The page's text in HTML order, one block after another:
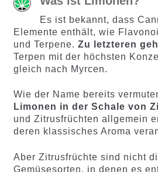
Es ist bekannt, dass
Elemente enthält, wie
und Terpene. Zu letzteren
Terpen mit der höchsten
gleich nach Myrcen.
Wie der Name bereits
Limonen in der Schale von
und Zitrusfrüchten allgemein
deren klassisches Aroma
Aber Zitrusfrüchte sind nicht
Gemüsesorten, in denen es